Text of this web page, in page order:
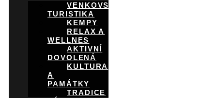
VENKOVSKÁ
TURISTIKA
KEMPY
RELAX A
WELLNES
AKTIVNÍ
DOVOLENÁ
KULTURA
A
PAMÁTKY
TRADICE